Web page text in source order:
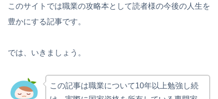
このサイトでは職業の攻略本として読者様の今後の人生を
豊かにする記事です。
では、いきましょう。
この記事は職業について10年以上勉強し続